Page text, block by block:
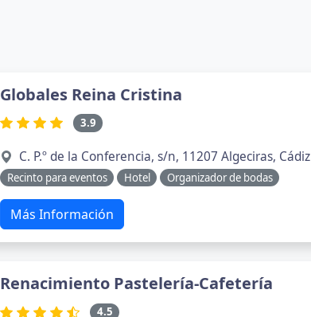
Globales Reina Cristina
3.9
C. P.º de la Conferencia, s/n, 11207 Algeciras, Cádiz
Recinto para eventos Hotel Organizador de bodas
Más Información
Renacimiento Pastelería-Cafetería
4.5